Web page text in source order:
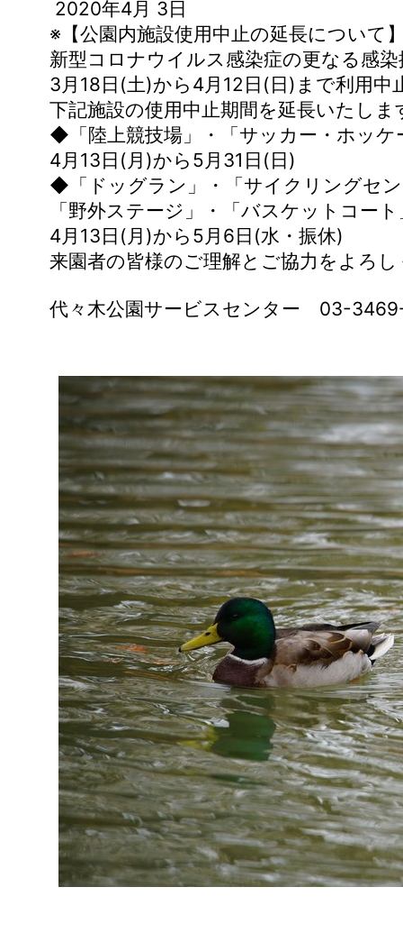
2020年4月 3日
※【公園内施設使用中止の延長について
新型コロナウイルス感染症の更なる感
3月18日(土)から4月12日(日)まで利用中
下記施設の使用中止期間を延長いたしま
◆「陸上競技場」・「サッカー・ホッケ
4月13日(月)から5月31日(日)
◆「ドッグラン」・「サイクリングセ
「野外ステージ」・「バスケットコート
4月13日(月)から5月6日(水・振休)
来園者の皆様のご理解とご協力をよろ
代々木公園サービスセンター 03-